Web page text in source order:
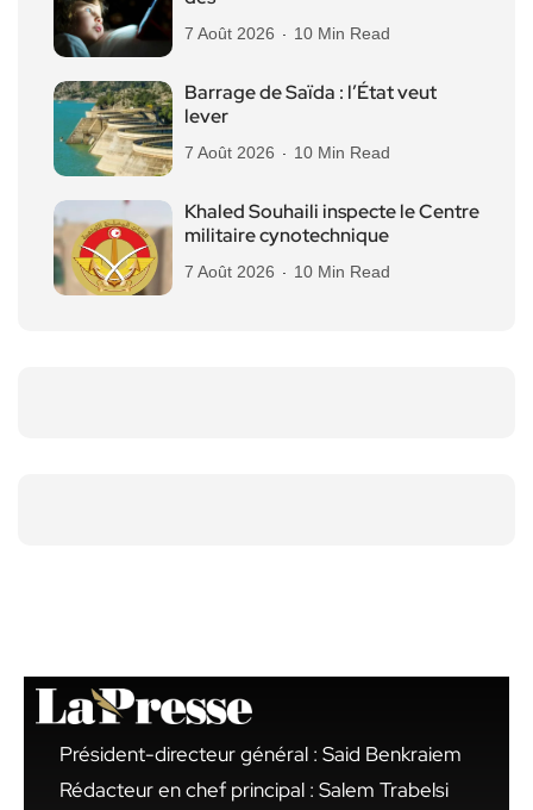
7 Août 2026 10 Min Read
Barrage de Saïda : l’État veut
lever
7 Août 2026 10 Min Read
Khaled Souhaili inspecte le Centre
militaire cynotechnique
7 Août 2026 10 Min Read
Président-directeur général : Said Benkraiem
Rédacteur en chef principal : Salem Trabelsi